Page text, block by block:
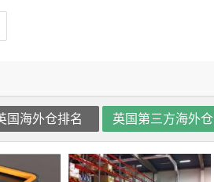
国海外仓排名 英国第三方海外仓